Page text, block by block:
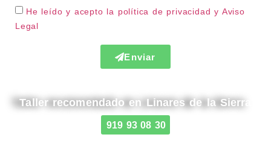
He leído y acepto la política de privacidad y Aviso
Legal
Enviar
Taller recomendado en Linares de la Sierra
919 93 08 30